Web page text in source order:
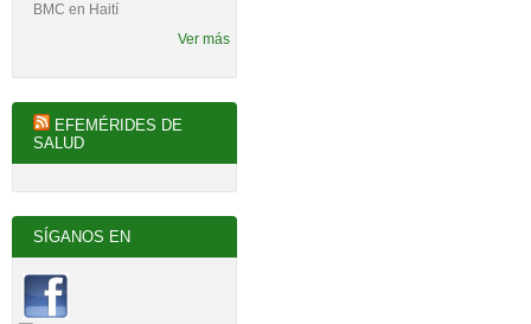
BMC en Haití
Ver más
EFEMÉRIDES DE
SALUD
SÍGANOS EN